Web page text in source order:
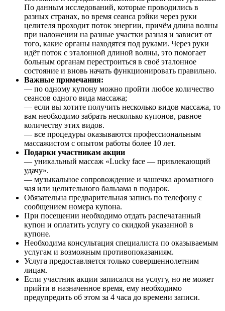
По данным исследований, которые проводились в
разных странах, во время сеанса рэйки через руки
целителя проходит поток энергии, причём длина волны
при наложении на разные участки разная и зависит от
того, какие органы находятся под руками. Через руки
идёт поток с эталонной длиной волны, это помогает
больным органам перестроиться в своё эталонное
состояние и вновь начать функционировать правильно.
Важные примечания:
— по одному купону можно пройти любое количество
сеансов одного вида массажа;
— если вы хотите получить несколько видов массажа, то
вам необходимо забрать несколько купонов, равное
количеству этих видов.
— все процедуры оказываются профессиональным
массажистом с опытом работы более 10 лет.
Подарки участникам акции
— уникальный массаж «Lucky face — привлекающий
удачу».
— музыкальное сопровождение и чашечка ароматного
чая или целительного бальзама в подарок.
Обязательна предварительная запись по телефону с
сообщением номера купона.
При посещении необходимо отдать распечатанный
купон и оплатить услугу со скидкой указанной в
купоне.
Необходима консультация специалиста по оказываемым
услугам и возможным противопоказаниям.
Услуга предоставляется только совершеннолетним
лицам.
Если участник акции записался на услугу, но не может
прийти в назначенное время, ему необходимо
предупредить об этом за 4 часа до времени записи.